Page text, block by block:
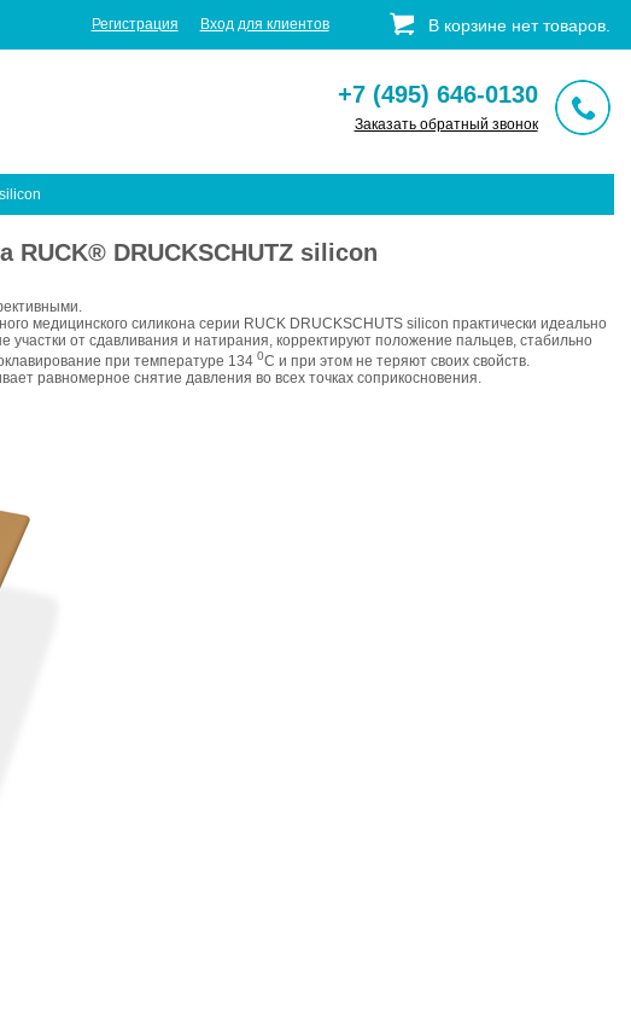
В корзине нет товаров.
Регистрация Вход для клиентов
+7 (495) 646-0130
Заказать обратный звонок
RUCK® DRUCKSCHUTZ silicon
медицинского силикона серии RUCK DRUCKSCHUTS silicon практически идеально
от сдавливания и натирания, корректируют положение пальцев, стабильно
при температуре 1340С и при этом не теряют своих свойств.
равномерное снятие давления во всех точках соприкосновения.